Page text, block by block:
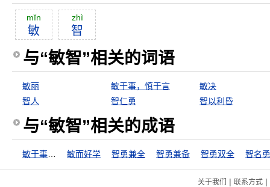
mĭn
敏
zhì
智
与“敏智”相关的词语
敏丽 敏于事，慎于言
敏决
智人
智仁勇 智以利昏
与“敏智”相关的成语
敏而好学 智勇兼全 智勇兼备 智勇双全 智名
关于我们 | 联系方式|